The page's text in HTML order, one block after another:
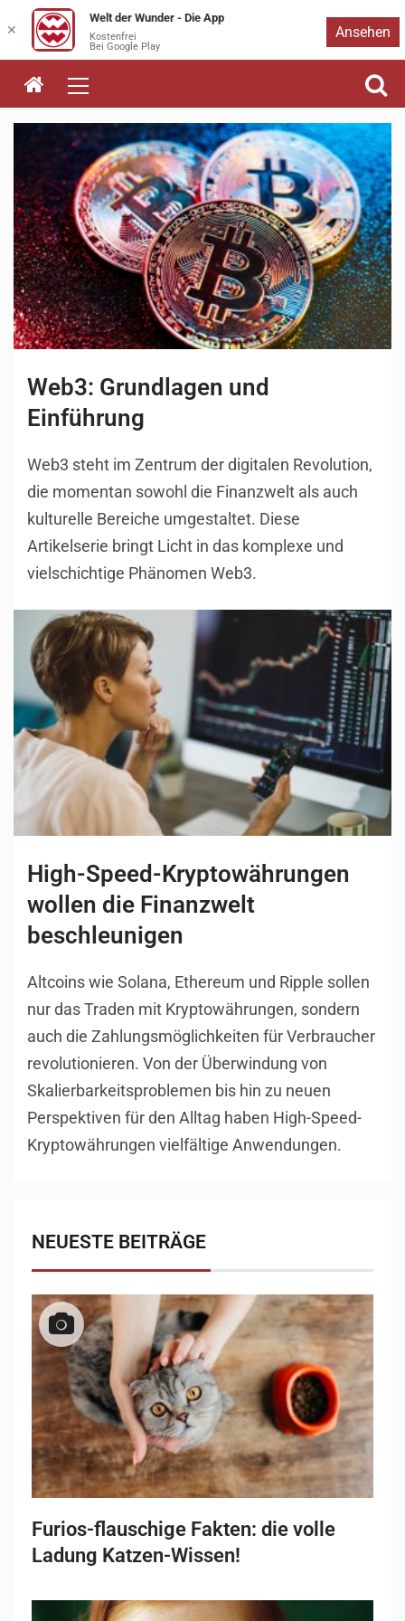
Zum
Inhalt
springen
Web3: Grundlagen und
Einführung
Web3 steht im Zentrum der digitalen Revolution,
die momentan sowohl die Finanzwelt als auch
kulturelle Bereiche umgestaltet. Diese
Artikelserie bringt Licht in das komplexe und
vielschichtige Phänomen Web3.
High-Speed-Kryptowährungen
wollen die Finanzwelt
beschleunigen
Altcoins wie Solana, Ethereum und Ripple sollen
nur das Traden mit Kryptowährungen, sondern
auch die Zahlungsmöglichkeiten für Verbraucher
revolutionieren. Von der Überwindung von
Skalierbarkeitsproblemen bis hin zu neuen
Perspektiven für den Alltag haben High-Speed-
Kryptowährungen vielfältige Anwendungen.
NEUESTE BEITRÄGE
Furios-flauschige Fakten: die volle
Ladung Katzen-Wissen!
✕
Welt der Wunder - Die App
Kostenfrei
Bei Google Play
Ansehen